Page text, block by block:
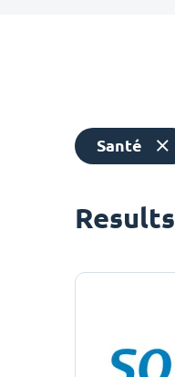
Santé
Results